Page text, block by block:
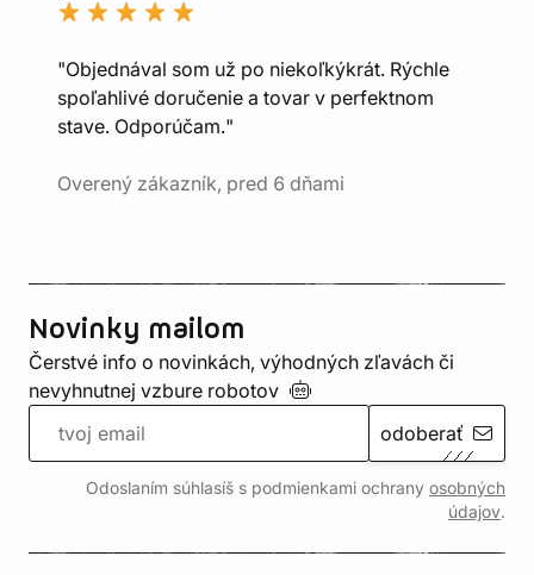
"Objednával som už po niekoľkýkrát. Rýchle
spoľahlivé doručenie a tovar v perfektnom
stave. Odporúčam."
Overený zákazník, pred 6 dňami
Novinky mailom
Čerstvé info o novinkách, výhodných zľavách či
nevyhnutnej vzbure robotov
odoberať
Odoslaním súhlasíš s podmienkami ochrany osobných
údajov.